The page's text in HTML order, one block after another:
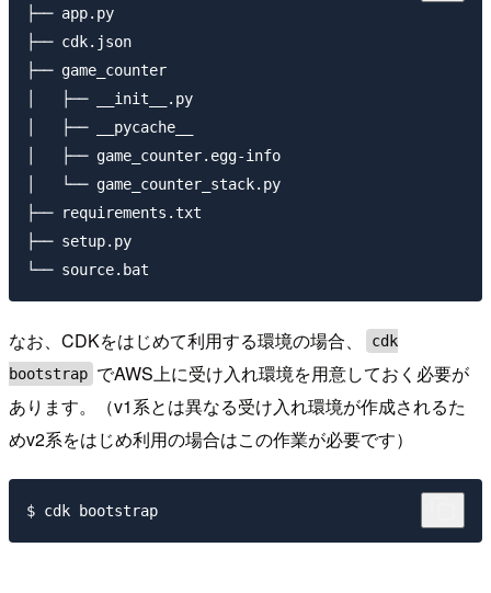
├── app.py
├── cdk.json
├── game_counter
│   ├── __init__.py
│   ├── __pycache__
│   ├── game_counter.egg-info
│   └── game_counter_stack.py
├── requirements.txt
├── setup.py
なお、CDKをはじめて利用する環境の場合、
cdk
bootstrap でAWS上に受け入れ環境を用意しておく必要が
あります。（v1系とは異なる受け入れ環境が作成されるた
めv2系をはじめ利用の場合はこの作業が必要です）